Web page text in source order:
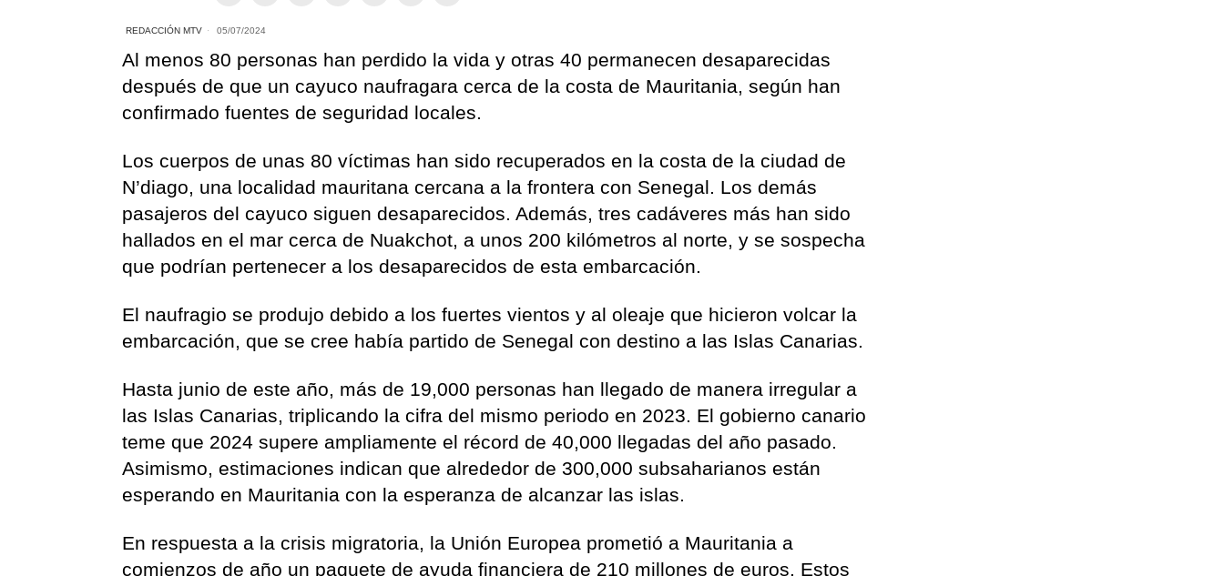
REDACCIÓN MTV 05/07/2024
Al menos 80 personas han perdido la vida y otras 40 permanecen desaparecidas
después de que un cayuco naufragara cerca de la costa de Mauritania, según han
confirmado fuentes de seguridad locales.
Los cuerpos de unas 80 víctimas han sido recuperados en la costa de la ciudad de
N’diago, una localidad mauritana cercana a la frontera con Senegal. Los demás
pasajeros del cayuco siguen desaparecidos. Además, tres cadáveres más han sido
hallados en el mar cerca de Nuakchot, a unos 200 kilómetros al norte, y se sospecha
que podrían pertenecer a los desaparecidos de esta embarcación.
El naufragio se produjo debido a los fuertes vientos y al oleaje que hicieron volcar la
embarcación, que se cree había partido de Senegal con destino a las Islas Canarias.
Hasta junio de este año, más de 19,000 personas han llegado de manera irregular a
las Islas Canarias, triplicando la cifra del mismo periodo en 2023. El gobierno canario
teme que 2024 supere ampliamente el récord de 40,000 llegadas del año pasado.
Asimismo, estimaciones indican que alrededor de 300,000 subsaharianos están
esperando en Mauritania con la esperanza de alcanzar las islas.
En respuesta a la crisis migratoria, la Unión Europea prometió a Mauritania a
comienzos de año un paquete de ayuda financiera de 210 millones de euros. Estos